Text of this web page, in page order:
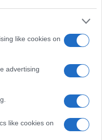
like cookies on
advertising
like cookies on